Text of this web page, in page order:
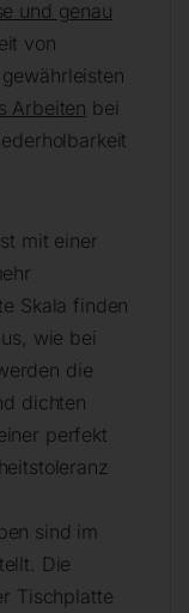
und genau
von
Arbeiten bei
mit einer
Skala finden
wie bei
die
dichten
perfekt
sind im
Die
Tischplatte